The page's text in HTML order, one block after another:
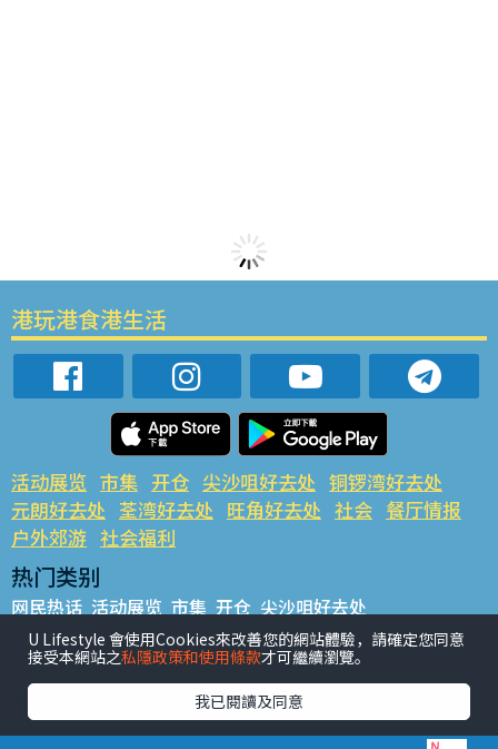
港玩港食港生活
活动展览 市集 开仓 尖沙咀好去处 铜锣湾好去处
元朗好去处 荃湾好去处 旺角好去处 社会 餐厅情报
户外郊游 社会福利
热门类别
网民热话 活动展览 市集 开仓 尖沙咀好去处
铜锣湾好去处 元朗好去处 荃湾好去处 旺角好去处 社会
餐厅情报 户外郊游
热门标签
#UGO揾好去处 #人气活动推介 #美食社群热话
U Lifestyle 會使用Cookies來改善您的網站體驗，請確定您同意
接受本網站之私隱政策和使用條款才可繼續瀏覽。
我已閱讀及同意